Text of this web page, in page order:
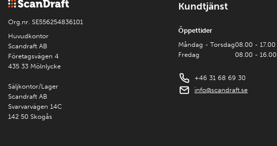
Org.nr. SE556254836101
Huvudkontor
Scandraft AB
Företagsvägen 4
435 33 Mölnlycke
Säljkontor/Lager
Scandraft AB
Svarvarvägen 14C
142 50 Skogås
Kundtjänst
Öppettider
Måndag - Torsdag
Fredag
08.00 - 17.00
08.00 - 16.00
+46 31 68 69 30
info@scandraft.se